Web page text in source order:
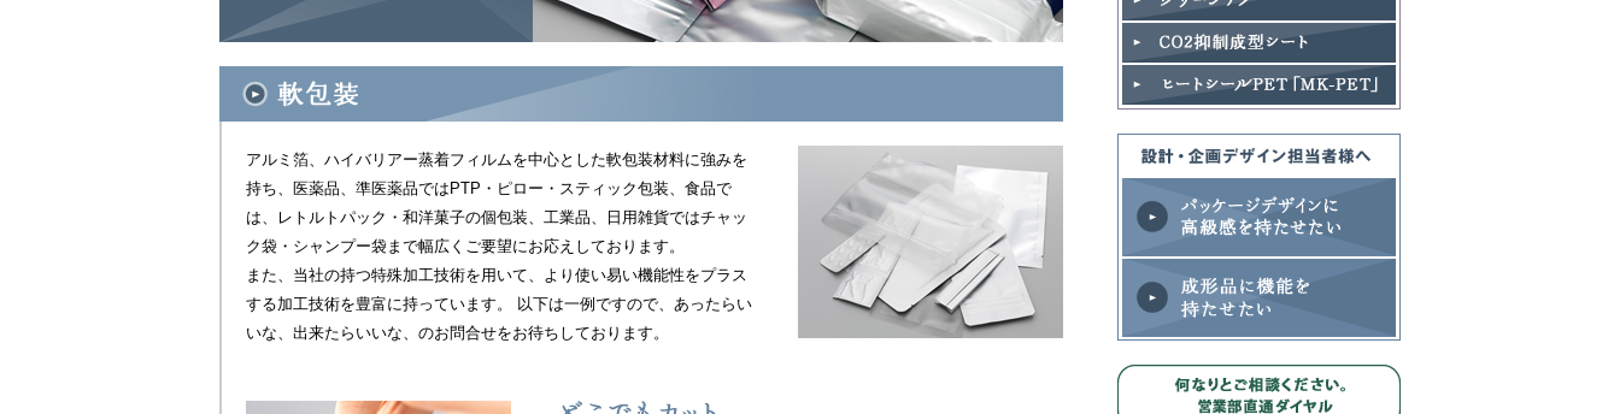
アルミ箔、ハイバリアー蒸着フィルムを中心とした軟包装材料に強みを
持ち、医薬品、準医薬品ではPTP・ピロー・スティック包装、食品で
は、レトルトパック・和洋菓子の個包装、工業品、日用雑貨ではチャッ
ク袋・シャンプー袋まで幅広くご要望にお応えしております。
また、当社の持つ特殊加工技術を用いて、より使い易い機能性をプラス
する加工技術を豊富に持っています。 以下は一例ですので、あったらい
いな、出来たらいいな、のお問合せをお待ちしております。